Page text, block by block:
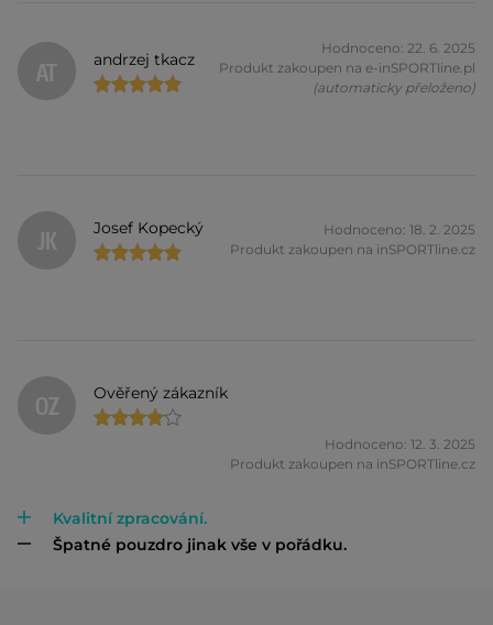
AT andrzej tkacz
Hodnoceno: 22. 6. 2025
Produkt zakoupen na e-inSPORTline.pl
(automaticky přeloženo)
JK Josef Kopecký
Hodnoceno: 18. 2. 2025
Produkt zakoupen na inSPORTline.cz
OZ Ověřený zákazník
Hodnoceno: 12. 3. 2025
Produkt zakoupen na inSPORTline.cz
Kvalitní zpracování.
Špatné pouzdro jinak vše v pořádku.